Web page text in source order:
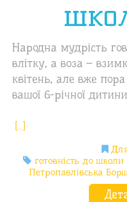
Народна мудрість
влітку, а воза –
квітень, але вже
вашої 6-річної
[…]
готовність до школи
Петропавлівська